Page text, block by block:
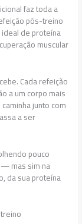
faz toda a
pós-treino
de proteína
muscular
Cada refeição
a um corpo mais
junto com
a ser
pouco
mas sim na
da sua proteína